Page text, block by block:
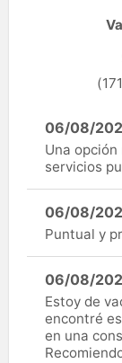
06/08/
Una
servicios
06/08/
Puntual y
06/08/
Estoy de
encontré
en una